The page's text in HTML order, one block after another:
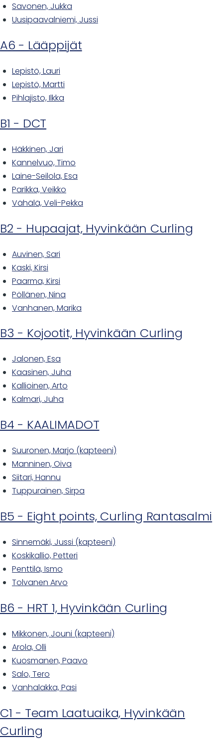
Savonen, Jukka
Uusipaavalniemi, Jussi
A6 - Lääppijät
Lepistö, Lauri
Lepistö, Martti
Pihlajisto, Ilkka
B1 - DCT
Häkkinen, Jari
Kannelvuo, Timo
Laine-Seilola, Esa
Parikka, Veikko
Vähälä, Veli-Pekka
B2 - Hupaajat, Hyvinkään Curling
Auvinen, Sari
Kaski, Kirsi
Paarma, Kirsi
Pöllänen, Nina
Vanhanen, Marika
B3 - Kojootit, Hyvinkään Curling
Jalonen, Esa
Kaasinen, Juha
Kallioinen, Arto
Kalmari, Juha
B4 - KAALIMADOT
Suuronen, Marjo (kapteeni)
Manninen, Oiva
Siitari, Hannu
Tuppurainen, Sirpa
B5 - Eight points, Curling Rantasalmi
Sinnemäki, Jussi (kapteeni)
Koskikallio, Petteri
Penttilä, Ismo
Tolvanen Arvo
B6 - HRT 1, Hyvinkään Curling
Mikkonen, Jouni (kapteeni)
Arola, Olli
Kuosmanen, Paavo
Salo, Tero
Vanhalakka, Pasi
C1 - Team Laatuaika, Hyvinkään
Curling